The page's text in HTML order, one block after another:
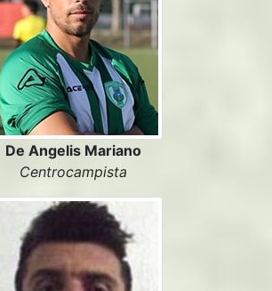
De Angelis Mariano
Centrocampista